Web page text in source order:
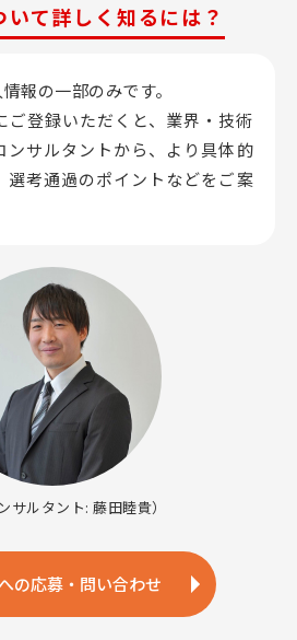
いて詳しく知るには？
報の一部のみです。
ご登録いただくと、業界・技術
サルタントから、 より具体的
選考通過のポイントなどをご案
サルタント: 藤田睦貴）
の応募・問い合わせ